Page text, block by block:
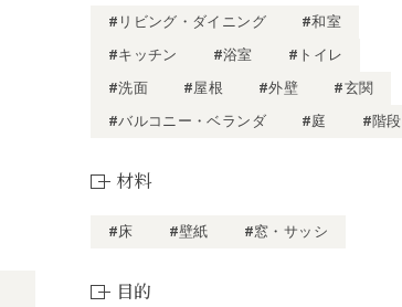
#リビング・ダイニング
#和室
#キッチン
#浴室
#トイレ
#洗面
#屋根 #外壁
#玄関
#バルコニー・ベランダ
#庭 #階段
材料
#床 #壁紙 #窓・サッシ
目的